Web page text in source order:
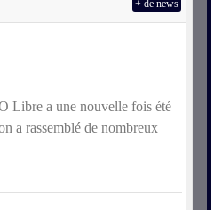
Libre a une nouvelle fois été
a rassemblé de nombreux
+ de news